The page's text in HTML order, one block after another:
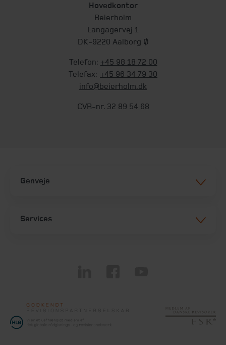
Hovedkontor
Beierholm
Langagervej 1
DK-9220 Aalborg Ø
Telefon: +45 98 18 72 00
Telefax: +45 96 34 79 30
info@beierholm.dk
CVR-nr. 32 89 54 68
Genveje
Services